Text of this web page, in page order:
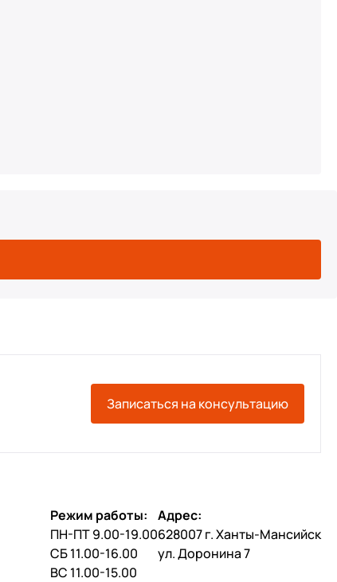
Режим работы:
ПН-ПТ 9.00-19.00
СБ 11.00-16.00
ВС 11.00-15.00
Адрес:
628007 г. Ханты-Мансийск
ул. Доронина 7
Записаться на консультацию